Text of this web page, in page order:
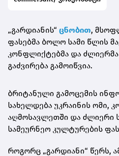
„გარდიანის“ ცნობით,
ფასებმა ბოლო სამი წლის
კონფლიქტებმა და
გაძვირება გამოიწვია.
ბრიტანული გამოცემის
სახელდება უკრაინის ომი,
აღმოსავლეთში და ძლიერი
სამეურნეო კულტურების
როგორც „გარდიანი“ წერს,